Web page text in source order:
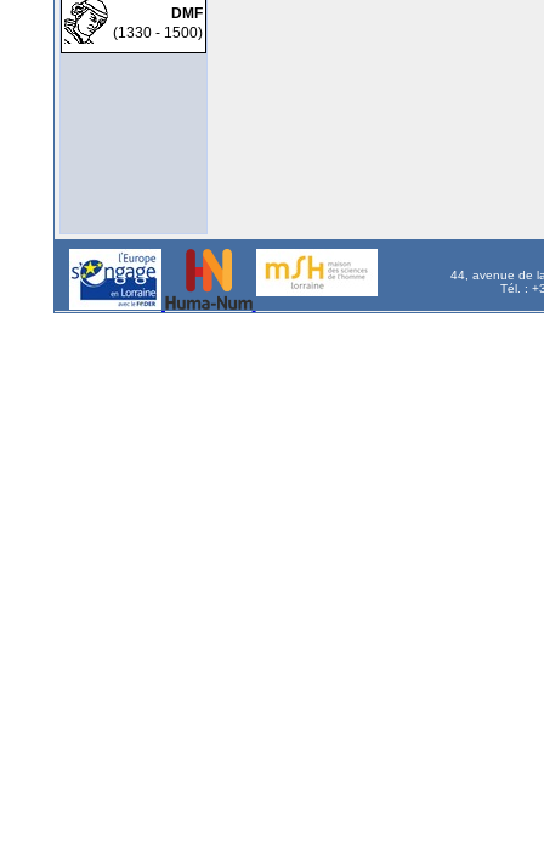
DMF
(1330 - 1500)
44, avenue de
Tél. :